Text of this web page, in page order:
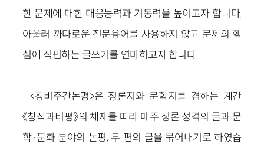
한 문제에 대한 대응능력과 기동력을 높이고자 합니다.
아울러 까다로운 전문용어를 사용하지 않고 문제의 핵
심에 직핍하는 글쓰기를 연마하고자 합니다.
<창비주간논평>은 정론지와 문학지를 겸하는 계간
《창작과비평》의 체재를 따라 매주 정론 성격의 글과 문
학·문화 분야의 논평, 두 편의 글을 묶어내기로 하였습